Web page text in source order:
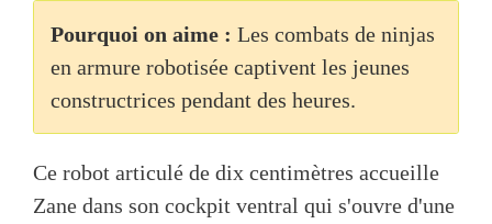
Pourquoi on aime : Les combats de ninjas
en armure robotisée captivent les jeunes
constructrices pendant des heures.
Ce robot articulé de dix centimètres accueille
Zane dans son cockpit ventral qui s'ouvre d'une